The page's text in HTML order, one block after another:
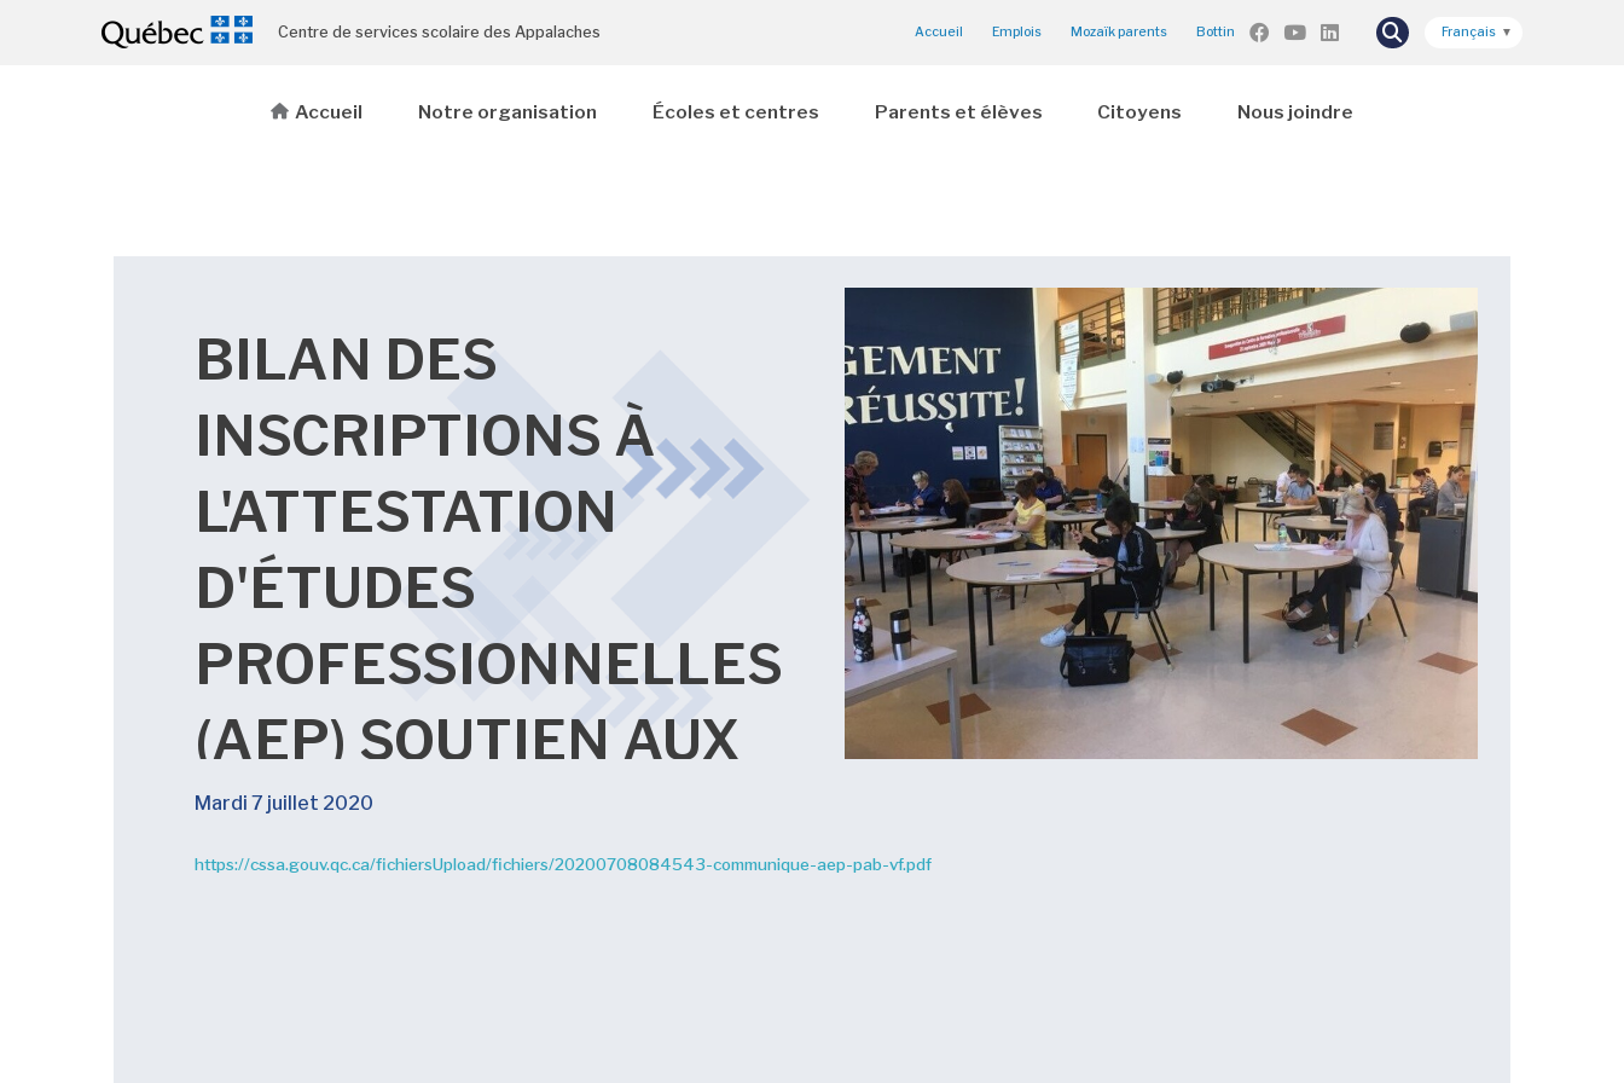
Centre de services scolaire des Appalaches Accueil Emplois Mozaïk parents Bottin Français ▼
Accueil Notre organisation Écoles et centres Parents et élèves Citoyens Nous joindre
BILAN DES
INSCRIPTIONS À
L'ATTESTATION
D'ÉTUDES
PROFESSIONNELLES
(AEP) SOUTIEN AUX
SOINS
D'ASSISTANCE EN
Mardi 7 juillet 2020
https://cssa.gouv.qc.ca/fichiersUpload/fichiers/20200708084543-communique-aep-pab-vf.pdf